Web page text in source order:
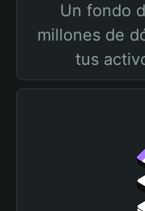
Un fondo
millones de
tus